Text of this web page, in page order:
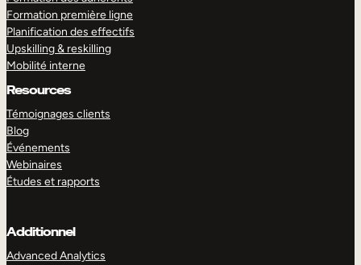
Formation première ligne
Planification des effectifs
Upskilling & reskilling
Mobilité interne
Resources
Témoignages clients
Blog
Événements
Webinaires
Études et rapports
Additionnel
Advanced Analytics